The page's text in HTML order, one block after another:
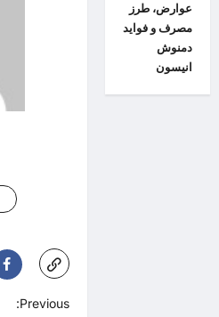
P
Previous:
عوارض، طرز
مصرف و فواید
دمنوش
انیسون